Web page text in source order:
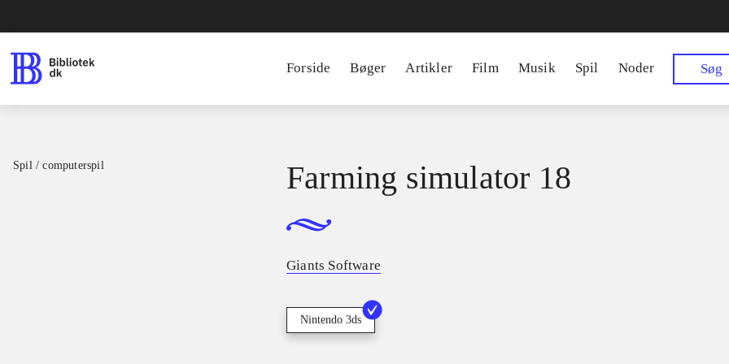
Forside Bøger Artikler Film Musik Spil Noder Søg
Spil / computerspil Farming simulator 18
Giants Software
Nintendo 3ds